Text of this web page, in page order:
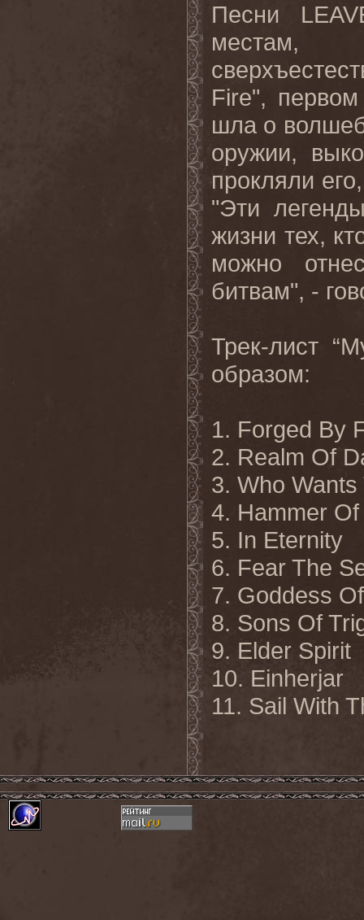
Песни
местам,
Fire", первом
шла о
оружии,
прокляли
"Эти
жизни тех,
можно
битвам", -
Трек-лист
образом:
1. Forged By
2. Realm Of
3. Who
4. Hammer
5. In Eternity
6. Fear The
7. Goddess
8. Sons Of
9. Elder Spirit
10. Einherjar
11. Sail With